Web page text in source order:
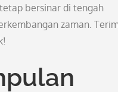
bersinar di tengah
zaman.